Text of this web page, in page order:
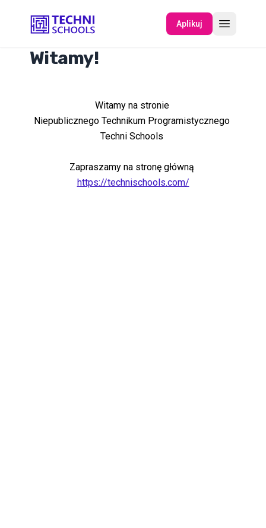
Aplikuj
WYDARZENIA
Witamy!
Witamy na stronie
Niepublicznego Technikum Programistycznego
Techni Schools
Zapraszamy na stronę główną
https://technischools.com/